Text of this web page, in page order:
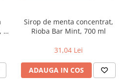
6
Sirop de menta concentrat,
Rioba Bar Mint, 700 ml
31,04 Lei
ADAUGA IN COS